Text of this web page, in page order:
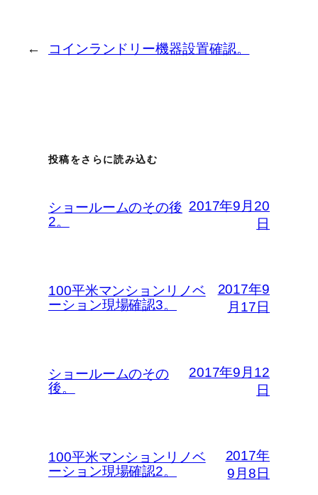
← コインランドリー機器設置確認。
投稿をさらに読み込む
ショールームのその後
2。
2017年9月20
日
100平米マンションリノベ
ーション現場確認3。
2017年9
月17日
ショールームのその
後。
2017年9月12
日
100平米マンションリノベ
ーション現場確認2。
2017年
9月8日